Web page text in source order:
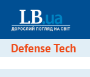
Defense Tech